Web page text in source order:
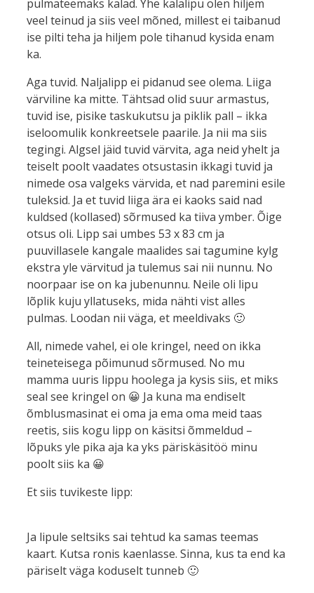
pulmateemaks kalad. Yhe kalalipu olen hiljem
veel teinud ja siis veel mõned, millest ei taibanud
ise pilti teha ja hiljem pole tihanud kysida enam
ka.
Aga tuvid. Naljalipp ei pidanud see olema. Liiga
värviline ka mitte. Tähtsad olid suur armastus,
tuvid ise, pisike taskukutsu ja piklik pall – ikka
iseloomulik konkreetsele paarile. Ja nii ma siis
tegingi. Algsel jäid tuvid värvita, aga neid yhelt ja
teiselt poolt vaadates otsustasin ikkagi tuvid ja
nimede osa valgeks värvida, et nad paremini esile
tuleksid. Ja et tuvid liiga ära ei kaoks said nad
kuldsed (kollased) sõrmused ka tiiva ymber. Õige
otsus oli. Lipp sai umbes 53 x 83 cm ja
puuvillasele kangale maalides sai tagumine kylg
ekstra yle värvitud ja tulemus sai nii nunnu. No
noorpaar ise on ka jubenunnu. Neile oli lipu
lõplik kuju yllatuseks, mida nähti vist alles
pulmas. Loodan nii väga, et meeldivaks 🙂
All, nimede vahel, ei ole kringel, need on ikka
teineteisega põimunud sõrmused. No mu
mamma uuris lippu hoolega ja kysis siis, et miks
seal see kringel on 😀 Ja kuna ma endiselt
õmblusmasinat ei oma ja ema oma meid taas
reetis, siis kogu lipp on käsitsi õmmeldud –
lõpuks yle pika aja ka yks päriskäsitöö minu
poolt siis ka 😀
Et siis tuvikeste lipp:
Ja lipule seltsiks sai tehtud ka samas teemas
kaart. Kutsa ronis kaenlasse. Sinna, kus ta end ka
päriselt väga koduselt tunneb 🙂